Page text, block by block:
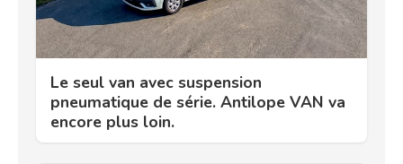
Le seul van avec suspension
pneumatique de série. Antilope VAN va
encore plus loin.